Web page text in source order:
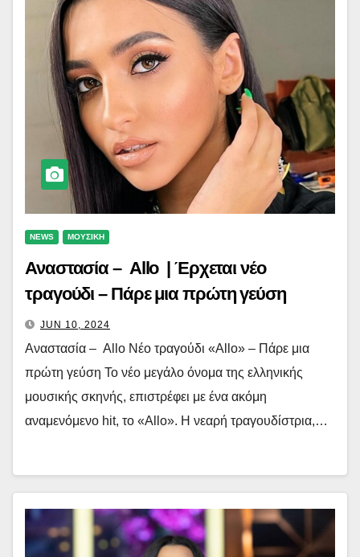
NEWS ΜΟΥΣΙΚΗ
Αναστασία – Allo | Έρχεται νέο
τραγούδι – Πάρε μια πρώτη γεύση
JUN 10, 2024
Αναστασία – Allo Νέο τραγούδι «Allo» – Πάρε μια
πρώτη γεύση Το νέο μεγάλο όνομα της ελληνικής
μουσικής σκηνής, επιστρέφει με ένα ακόμη
αναμενόμενο hit, το «Allo». Η νεαρή τραγουδίστρια,…